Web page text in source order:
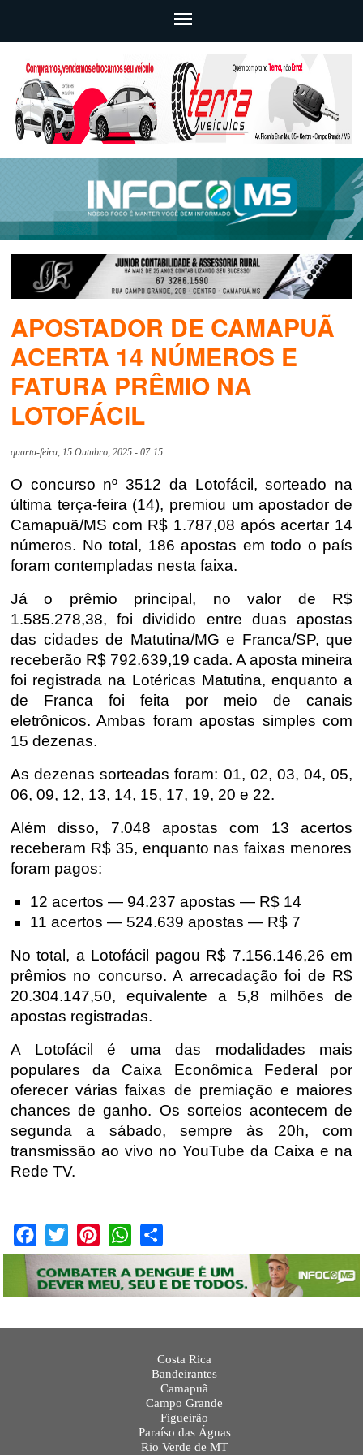
APOSTADOR DE CAMAPUÃ
ACERTA 14 NÚMEROS E
FATURA PRÊMIO NA
LOTOFÁCIL
quarta-feira, 15 Outubro, 2025 - 07:15
O concurso nº 3512 da Lotofácil, sorteado na
última terça-feira (14), premiou um apostador de
Camapuã/MS com R$ 1.787,08 após acertar 14
números. No total, 186 apostas em todo o país
foram contempladas nesta faixa.
Já o prêmio principal, no valor de R$
1.585.278,38, foi dividido entre duas apostas
das cidades de Matutina/MG e Franca/SP, que
receberão R$ 792.639,19 cada. A aposta mineira
foi registrada na Lotéricas Matutina, enquanto a
de Franca foi feita por meio de canais
eletrônicos. Ambas foram apostas simples com
15 dezenas.
As dezenas sorteadas foram: 01, 02, 03, 04, 05,
06, 09, 12, 13, 14, 15, 17, 19, 20 e 22.
Além disso, 7.048 apostas com 13 acertos
receberam R$ 35, enquanto nas faixas menores
foram pagos:
12 acertos — 94.237 apostas — R$ 14
11 acertos — 524.639 apostas — R$ 7
No total, a Lotofácil pagou R$ 7.156.146,26 em
prêmios no concurso. A arrecadação foi de R$
20.304.147,50, equivalente a 5,8 milhões de
apostas registradas.
A Lotofácil é uma das modalidades mais
populares da Caixa Econômica Federal por
oferecer várias faixas de premiação e maiores
chances de ganho. Os sorteios acontecem de
segunda a sábado, sempre às 20h, com
transmissão ao vivo no YouTube da Caixa e na
Rede TV.
Facebook
Twitter PinterestWhatsApp
Costa Rica
Bandeirantes
Camapuã
Campo Grande
Figueirão
Paraíso das Águas
Rio Verde de MT